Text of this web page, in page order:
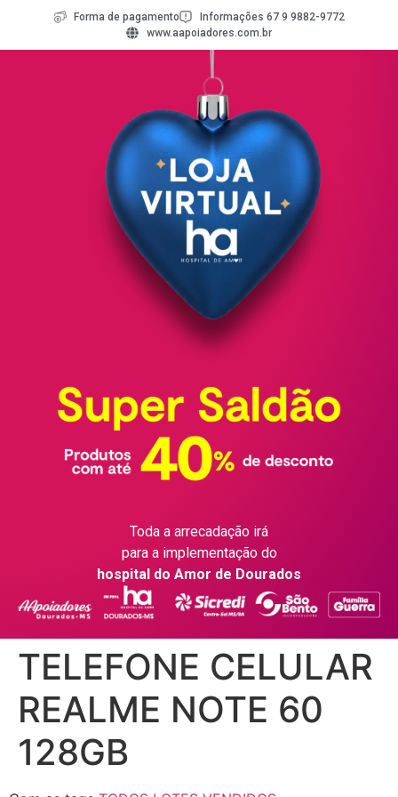
Forma de pagamento
Informações 67 9 9882-9772
www.aapoiadores.com.br
Toda a arrecadação irá
para a implementação do
hospital do Amor de Dourados
TELEFONE CELULAR
REALME NOTE 60
128GB